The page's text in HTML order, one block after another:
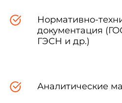
Нормативно-
документация
ГЭСН и др.)
Аналитические